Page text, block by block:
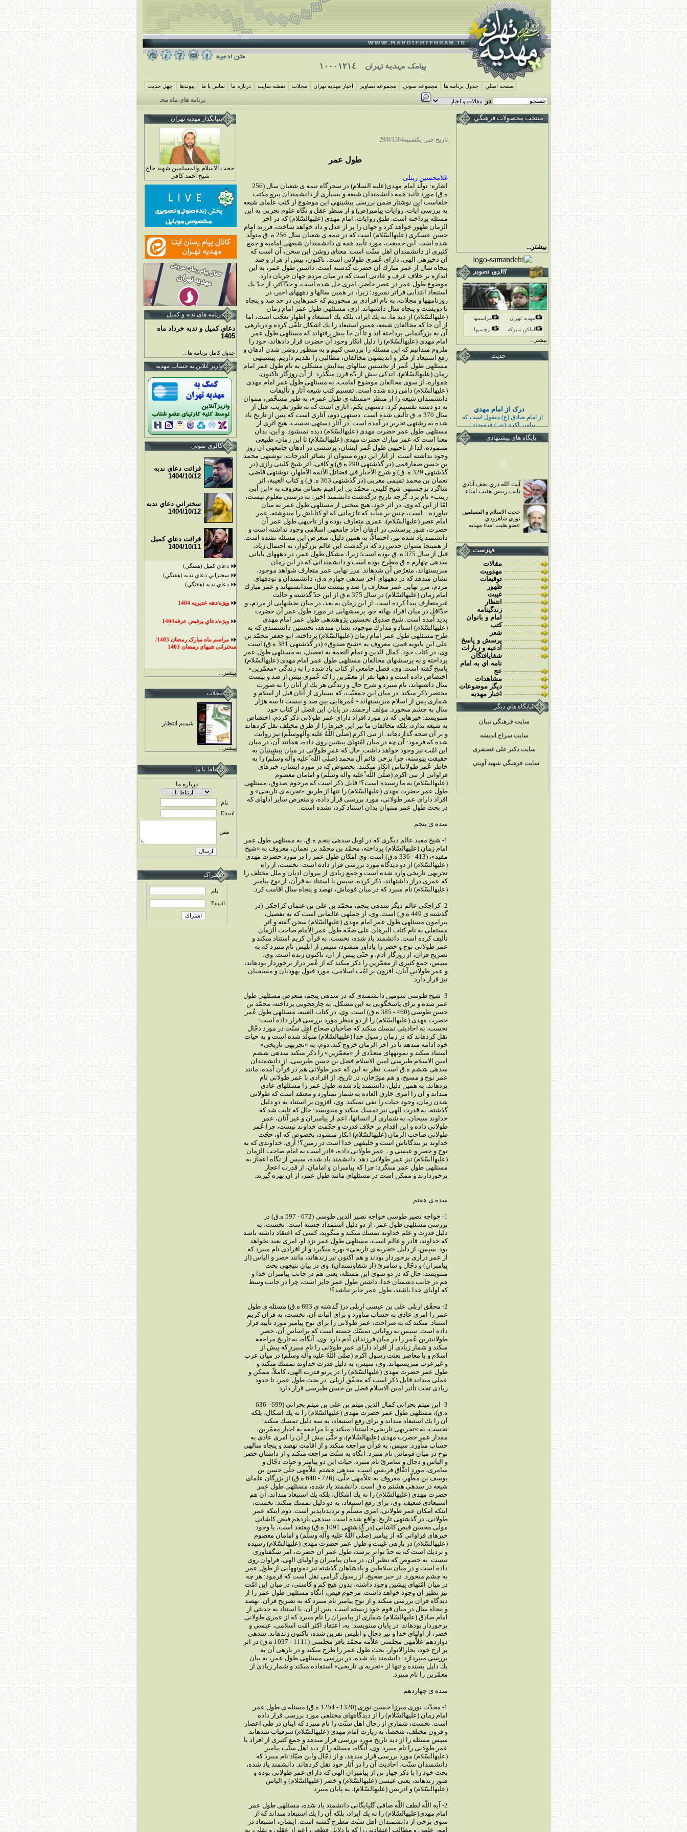
چهل حديث پيوندها تماس با ما درباره ما نقشه سايت مجلات اخبار مهديه تهران مجموعه تصاوير مجموعه صوتي جدول برنامه ها صفحه اصلي
در برنامه هاي ماه محرم مهديه تهران 1405 همايش شيرخوارگان حسيني ( جمعه 29 خرداد ماه 4 محرم 1448)
منتخب محصولات فرهنگي
بیشتر...
مهدیه تهران
مراسمها
اماكن متبركه
برچسبها
بیشتر...
حدیث
از امام صادق (ع) منقول است كه
پيامبر اكرم (ص) فرمودند :
خوشا به حال كسى كه قائم اهل
بيت مرا درك كند و به او اقتدا كند
قبل از قيامش تابع ائمه هدايت
ص 287
أچأڈأ­أ‹ أ‡أ’123 : امام صادق
پايگاه هاي پيشنهادي
آيت الله دري نجف آبادي
نايب رييس هئيت امناء
حجت الاسلام و المسلمين
نوري شاهرودي
عضو هئيت امناء مهديه
مقالات
مهدويت
توقيعات
ظهور
غيبت
انتظار
زندگينامه
امام و بانوان
کتب
شعر
پرسش و پاسخ
ادعيه و زيارات
شفايافتگان
نامه اي به امام
عج
مشاهدات
ديگر موضوعات
اخبار مهديه
0پايگاه هاي ديگر
سایت مسجد مقدس جمکران
سايت فرهنگي تبيان
سايت سراج انديشه
سایت دکتر علی غضنفری
سايت فرهنگي شهيد آويني
تاريخ خبر: يکشنبه29/8/1384
طول عمر
غلامحسين زينلى
اشاره: تولّد امام مهدى(عليه السلام) در سحرگاه نيمه‏ ى شعبان سال (256
ه.ق) مورد تأئيد همه دانشمندان شيعه و بسيارى از دانشمندان پيرو مكتب
خلفاست اين نوشتار ضمن بررسى پيشينه‏ى اين موضوع از كتب علماى شيعه
به بررسى آيات، روايات پيامبر(ص) و از منظر عقل و نگاه علوم تجربى به اين
مسئله پرداخته است. طبق روايات، امام مهدى (عليه‏السّلام) كه در آخر
الزمان ظهور خواهد كرد و جهان را پر از عدل و داد خواهد ساخت، فرزند امام
حسن عسكرى (عليه‏السّلام) است كه در نيمه ‏ى شعبان سال 256 ه. ق متولّد
شده است. اين حقيقت، مورد تأييد همه ‏ى دانشمندان شيعه‏ى اماميه و جمع
كثيرى از دانشمندان اهل سنّت است. معناى روشن اين سخن، آن است كه
آن ذخيره‏ى الهى، داراى عُمرى طولانى است. تاكنون، بيش از هزار و صد
پنجاه سال از عمر مبارك آن حضرت گذشته است. داشتن طول عمر، به اين
اندازه بر خلاف عرف و عادتى است كه در ميان مردم جهان جريان دارد.
موضوع طول عمر در عصر حاضر، امرى حل شده است، و حدّاكثر، از حدّ يك
استبعاد ابتدايى فراتر نمى‏رود؛ زيرا، در همين سال‏ها و دهه‏هاى اخير، در
روزنامه‏ها و مجلات، به نام افرادى بر مى‏خوريم كه عمرهايى در حد صد و پنجاه
تا دويست و پنجاه سال داشته‏اند. آرى، مسئله‏ى طول عمر امام زمان
(عليه‏السّلام) از ديد ما، نه يك ايراد، بلكه يك استبعاد و اظهار تعجّب است، اما
از آن جا كه مخالفان شيعه، همين استبعاد را يك اشكال تلقّى كرده و درباره‏ى
آن به بزرگ‏نمايى پرداخته ‏اند و تا آن جا پيش رفته‏اند كه مسئله‏ى طول عمر
امام مهدى (عليه‏السّلام) را دليل انكار وجود آن حضرت قرار داده‏اند، خود را
ملزوم مى‏دانيم كه اين مسئله را بررسى كنيم و به منظور روشن شدن اذهان و
رفع استبعاد از فكر و انديشه‏ى مخالفان، مطالبى را تقديم داريم. پيشينه‏ى
مسئله‏ى طول عُمر از نخستين سال‏هاى پيدايش مشكلى به نام طول عمر امام
زمان (عليه‏السّلام)، اندكى بيش از دّه قرن مى‏گذرد. از آن روزگار تاكنون،
همواره، از سوى مخالفان موضوع امامت، به مسئله‏ى طول عمر امام مهدى
(عليه‏السّلام) دامن زده شده است. تقسيم كتب شيعه آثار و تأليفات
دانشمندان شيعه را از منظر «مسئله‏ ى طول عمر»، به طور مشخّص، مى‏توان
به دو دسته تقسيم كرد: دسته‏ى يكم، آثارى است كه به طور تقريب. قبل از
سال 370 ه. ق تأليف شده است. دسته‏ى دوم، آثارى است كه پس از تاريخ ياد
شده به رشته‏ى تحرير در آمده است. در آثار دسته‏ى نخست، هيچ اثرى از
مسئله‏ى طول عمر حضرت مهدى (عليه‏السّلام) ديده نمى‏شود. و اين، بدان
معنا است كه عمر مبارك حضرت مهدى (عليه‏السّلام) تا اين زمان، طبيعى
مى‏نموده، لذا از ناحيه‏ى طول عُمر ايشان، پرسشى در اذهان جامعه‏ى آن روز
وجود نداشته است. از آثار اين دوره مى‏توان از بصائر الدرجات، نوشته‏ى محمد
بن حسن صفارقمى (در گذشته‏ى 290 ه.ق) و كافى، اثر شيخ كلينى رازى (در
گذشته‏ى 329 ه. ق) و شرح الأخبار في فضائل الأئمة الأطهار، نوشته‏ى قاضى
نعمان بن محمد تميمى مغربى (در گذشته‏ى 363 ه. ق) و كتاب الغيبة، اثر
شاگرد برجسته‏ى شيخ كلينى، محمّد بن ابراهيم نعمانى معروف به »ابن أبى
زينب« نام برد. گرچه تاريخ درگذشت دانشمند اخير، به درستى معلوم نيست،
امّا از اين كه وى، در اثر خود، هيچ سخنى از مسئله‏ى طول عمر به ميان
نياورده... است، چنين بر مى‏آيد كه تا زمانى كه او كتاب‏اش را مى‏نوشته، عمر
امام عصر (عليه‏السّلام)، عمرى متعارف بوده و از ناحيه‏ى طول عمر آن
حضرت، هنوز پرسشى در اذهان آحاد جامعه‏ى اسلامى وجود نداشته است و
دانشمند ياد شده نيز، احتمالاً، به همين دليل، متعرض اين مسئله نشده است.
از همين‏جا مى‏توان حدس زد كه درگذشت اين عالم بزرگوار، به احتمال زياد،
قبل از سال 375 ه. ق بوده است؛ زيرا، مشكل طول عمر، در دهه‏هاى پايانى
سده‏ى چهارم ه ق مطرح بوده است و دانشمندانى كه در اين زمان
مى‏زيسته‏اند، متعرّض آن شده‏اند. مرز نهايى عمر متعارف شواهد موجود،
نشان مى‏دهد كه در دهه‏هاى آخر سده‏ى چهارم ه.ق، دانشمندان و توده‏هاى
مردم، مرز نهايى عمر متعارف را صد و بيست سال مى‏دانسته‏اند و عمر مبارك
امام زمان (عليه‏السّلام) در سال 375 ه.ق از اين حدّ گذشته و حالت
غيرمتعارف پيدا كرده است. از اين زمان به بعد، در ميان بخش‏هايى از مردم، و
حدّاقل در ميان افراد بهانه‏ جو، پرسش‏هايى در مورد طول عمر آن حضرت
پديد آمده است. شيخ صدوق نخستين پژوهنده‏ى طول عمر امام مهدى
(عليه‏السّلام) اسناد و مدارك موجود، نشان مى‏دهد، نخستين دانشمندى كه به
طرح مسئله‏ى طول عمر امام زمان (عليه‏السّلام) پرداخته، ابو جعفر محمّد بن
على ابن بابويه قمى، معروف به «شيخ صدوق» (در گذشته‏ى 381 ه.ق) است.
وى، در كتاب خود، كمال الدين و تمام النعمة به تفصيل، به مسئله‏ى طول عمر
پرداخته و به پرسش‏هاى مخالفان مسئله‏ى طول عمر امام مهدى (عليه‏السّلام)
پاسخ گفته است. وى، فصل جامعى از كتاب ياد شده را به زندگى «معمّرين»
اختصاص داده است و ده‏ها نفر از معمّرين را كه عُمرى بيش از صد و بيست
سال داشته‏اند، نام مى‏برد و شرح حال و زندگى هر يك از آنان را به صورت
مختصر ذكر مى‏كند. در ميان اين جمعيّت، كه بسيارى از آنان قبل از اسلام و
شمارى پس از اسلام مى‏زيسته‏اند - عُمرهايى بين صد و بيست تا سه هزار
سال به چشم مى‏خورد. مؤلف ارج‏مند، در پايان اين فصل از كتاب خود
مى‏نويسد: خيرهايى كه در مورد افراد داراى عمر طولانى ذكر كردم، اختصاص
به شيعه ندارد، بلكه مخالفان ما نيز اين خبرها را از طرق مختلف نقل كرده‏اند
و بر آن صحه گذارده‏اند. از نبى اكرم (صلّى‏ اللّهُ‏ عليه ‏وآله‏وسلّم) نيز روايت
شده كه فرمود: آن چه در ميان امّت‏هاى پيشين روى داده، همانند آن، در ميان
اين امّت نيز وجود خواهد داشت. حال كه عمر طولانى در ميان پيشينيان به
حقيقت پيوسته، چرا برخى قائم آل محمد (صلّى ‏اللّه ُ‏عليه ‏وآله ‏وسلّم) را به
خاطر عُمر طولانى‏اش انكار مى‏كنند، بخصوص كه در مورد ايشان، خبرهاى
فراوانى از نبى اكرم (صلّى ‏اللّه ُ‏عليه ‏وآله ‏وسلّم) و امامان معصوم
(عليه‏السّلام) به ما رسيده است؟! قابل ذكر است كه مرحوم صدوق، مسئله‏ى
طول عمر حضرت مهدى (عليه‏السّلام) را تنها از طريق «تجربه‏ ى تاريخى» و
افراد داراى عمر طولانى، مورد بررسى قرار داده، و متعرض ساير ادله‏اى كه
در بحث طول عمر مى‏توان بدان استناد كرد، نشده است.
سده‏ ى پنجم
1- شيخ مفيد عالم ديگرى كه در اويل سده‏ى پنجم ه.ق، به مسئله‏ى طول عمر
امام زمان (عليه‏السّلام) پرداخته، محمّد بن محمّد بن نعمان، معروف به «شيخ
مفيد»، (413 - 336 ه.ق) است. وى امكان طول عمر را در مورد حضرت مهدى
(عليه‏السّلام) از دو ديدگاه مورد بررسى قرار داده است: نخست، از راه
تجربه‏ى تاريخى وارد شده است و جمع زيادى از پيروان اديان و ملل مختلف را
كه عمرى دراز داشته‏اند، ذكر كرده، سپس با استناد به قرآن، از نوح پيامبر
(عليه‏السّلام) نام مى‏برد كه در ميان قوم‏اش، نهصد و پنجاه سال اقامت كرد.
2- كراجكى عالم ديگر سده‏ى پنجم، محمّد بن على بن عثمان كراجكى (در
گذشته‏ ى 449 ه.ق) است. وى، از جمله‏ى عالمانى است كه به تفصيل،
پيرامون مسئله‏ى طول عمر امام مهدى (عليه‏السّلام) سخن گفته و اثر
مستقلى به نام كتاب البرهان على صحّة طول عمر الأمام صاحب الزمان
تأليف كرده است. دانشمند ياد شده، نخست، به قرآن كريم استناد مى‏كند و
عمر طولانى نوح و خضر را يادآور مى‏شود، سپس از ابليس نام مى‏برد كه به
تصريح قرآن، از روزگار آدم، و حتّى پيش از آن، تاكنون زنده است. وى،
سپس، جمع كثيرى از معمّرين را ذكر مى‏كند كه از عُمر دراز برخوردار بوده‏اند،
و عمر طولانىِ آنان، افزون بر امّت اسلامى، مورد قبول يهوديان و مسيحيان
نيز قرار دارد.
3- شيخ طوسى سومين دانشمندى كه در سده‏ى پنجم، متعرض مسئله‏ى طول
عمر شده و براى پاسخگويى به اين مشكل، به چاره‏جويى پرداخته، محمّد بن
حسن طوسى (460 - 385 ه.ق) است. وى، در كتاب الغيبه، مسئله‏ى طول عُمر
حضرت مهدى (عليه‏السّلام) را از دو منظر مورد بررسى قرار داده است:
نخست، به احاديثى تمسك مى‏كند كه صاحبان صحاح اهل سنّت در مورد دجّال
نقل كرده‏اند كه در زمان رسول خدا (عليه‏السّلام) متولّد شده است و به حيات
خود ادامه مى‏دهد تا در آخر الزمان خروج كند. دوم، به »تجربه‏ى تاريخى«
استناد مى‏كند و نمونه‏هاى متعدّدى از «معمّرين» را ذكر مى‏كند سده‏ى ششم
امين الاسلام طبرسى امين الاسلام فضل بن حسن طبرسى، از دانشمندان
سده‏ى ششم ه.ق است. نظر به اين كه عمر طولانى هم در قرآن آمده، مانند
عمر نوح و مسيح، و هم مورّخان، در تاريخ، از افرادى با عمر طولانى نام
برده‏اند، به همين دليل، دانشمند ياد شده، طول عمر را مسئله‏اى عادى
مى‏داند و آن را امرى خارق العاده به شمار نمى‏آورد و معتقد است كه طولانى
شدن زمان، وجود حيات را نفى نمى‏كند. وى، افزون بر استناد به دو دليل
گذشته، به قدرت الهى نيز تمسك مى‏كند و مى‏نويسد: حال كه ثابت شد كه
خداوند سبحان، به شمارى از انسان‏ها، اعم از پيامبران و غير آنان، عمر
طولانى داده و اين اقدام بر خلاف قدرت و حكمت خداوند نيست، چرا عُمر
طولانى صاحب الزمان (عليه‏السّلام) انكار مى‏شود، بخصوص كه او، حجّت
خداوند بر بندگان‏اش است و خليفه‏ى خدا است در زمين؟! آرى، خداوندى كه به
نوح و خضر و عيسى و... عمر طولانى داده، قادر است به امام صاحب الزمان
(عليه‏السّلام) نيز عمر طولانى دهد. دانشمند ياد شده، سپس از نگاه اعجاز به
مسئله‏ى طول عمر مى‏نگرد؛ چرا كه پيامبران و امامان، از قدرت اعجاز
برخوردارند و ممكن است در مسئله‏اى مانند طول عمر، از آن بهره گيرند.
سده ‏ى هفتم
1- خواجه نصير طوسى خواجه نصير الدين طوسى (672 - 597 ه.ق) در
بررسى مسئله‏ى طول عمر، از دو دليل استمداد جسته است: نخست، به
دليل قدرت و علم خداوند تمسك مى‏كند و مى‏گويد، كسى كه اعتقاد داشته باشد
كه خداوند، قادر و عالم است، مسئله‏ى طول عمر نزد او، امرى بعيد نخواهد
بود. سپس، از دليل «تجربه‏ ى تاريخى» بهره مى‏گيرد و از افرادى نام مى‏برد كه
از عمر درازى برخوردار بودند و هم اكنون نيز زنده‏اند، مانند خضر و الياس (از
پيامبران) و دجّال و سامرىّ (از شقاوت‏مندان). وى در بيان نتيجه‏ى بحث
مى‏نويسد: حال كه در دو سوى اين مسئله، يعنى هم در جانب پيامبران خدا و
هم در جانب دشمنان خدا، داشتن طول عمر جايز است، چرا در جانب وسط
كه اولياى خدا باشند، طول عمر جايز نباشد؟!
2- محقّق اربلى على بن عيسى اربلى در( گذشته ‏ى 693 ه.ق) مسئله ‏ى طول
عمر را امرى عادى به حساب مى‏آورد و براى اثبات آن، نخست، به قرآن كريم
استناد. مى‏كند كه به صراحت، عمر طولانى را براى نوح پيامبر مورد تأييد قرار
داده است. سپس به رواياتى تمسّك جسته است كه براساس آن، خضر.
طولانى‏ترين عُمر را در ميان فرزندان آدم دارد. وى، آن‏گاه، به تاريخ مراجعه
مى‏كند و شمار زيادى از افراد داراى عمر طولانى را نام مى‏برد كه پيش از
اسلام و يا معاصر بعثت رسول اكرم (صلّى ‏اللّهُ‏ عليه ‏وآله‏ وسلّم) در ميان عرب
و غيرعرب مى‏زيسته‏اند. وى، سپس، به دليل قدرت خداوند تمسك مى‏كند و
طول عمر حضرت مهدى (عليه‏السّلام) را در پرتو قدرت الهى، كاملاً، ممكن و
عملى مى‏داند.قابل ذكر است كه محقّق اربلى. در بحث طول عمر، تا حدود
زيادى تحت تأثير امين الاسلام فضل بن حسن طبرسى قرار دارد.
3- ابن ميثم بحرانى كمال الدين ميثم بن على بن ميثم بحرانى (699 - 636
ه.ق)، مسئله‏ى طول عمر حضرت مهدى (عليه‏السّلام) را نه يك اشكال، بلكه
آن را يك استبعاد مى‏داند و براى رفع استبعاد، به سه دليل تمسك مى‏كند:
نخست، به »تجربه‏ى تاريخى« استناد مى‏كند و با مراجعه به اخبار معمّرين،
مقدار عمر حضرت مهدى (عليه‏السّلام)، و حتّى بيش از آن را امرى عادى به
حساب مى‏آورد. سپس، به قرآن مراجعه مى‏كند و از اقامت نهصد و پنجاه ساله‏ى
نوح در ميان قوم‏اش نام مى‏برد. آن‏گاه به سنّت مراجعه مى‏كند و از داستان خضر
و الياس و دجال و سامرىّ نام مى‏برد. حيات اين دو پيامبر و حيات دجّال و
سامرى، مورد اتفّاق فريقين است. سده‏ى هشتم علاّمه‏ى حلّى حسن بن
يوسف بن مطّهر، معروف به علاّمه‏ى حلّى، (726 - 648 ه.ق) از بزرگان علماى
شيعه در سده‏ى هشتم ه.ق است. دانشمند ياد شده، مسئله‏ى طول عمر
حضرت مهدى (عليه‏السّلام) را نه يك اشكال، بلكه يك استبعاد مى‏داند، آن هم
استبعادى ضعيف. وى، براى رفع استبعاد، به دو دليل تمسك مى‏كند: نخست،
اين‏كه امكان عمر طولانى، امرى مسلّم و ترديدناپذير است. دوم اين‏كه عمر
طولانى، در گذشته‏ى تاريخ، واقع شده است. سده‏ى يازدهم فيض كاشانى
مولى محسن فيض كاشانى (در گذشته‏ى 1091 ه.ق) معتقد است، با وجود
خبرهاى فراوانى كه از پيامبر (صلّى ‏اللّهُ‏ عليه‏ وآله‏ وسلّم) و امامان معصوم
(عليه‏السّلام) در باره‏ى غيبت و طول عمر حضرت مهدى (عليه‏السّلام) رسيده
و نزديك است كه به حدّ تواتر برسد، طول عمر آن حضرت، امر شگفت‏آورى
نيست. به خصوص كه نظير آن، در ميان پيامبران و اولياى الهى، فراوان روى
داده است و در ميان سلاطين و پادشاهان گذشته نيز نمونه‏هايى از طول عمر
به چشم مى‏خورد. در خبر صحيح، از رسول گرامى نقل است كه فرمود: هر چه
در ميان امّت‏هاى پيشين وجود داشته، بدون هيچ كم و كاستى، در ميان اين امّت
نيز نظير آن وجود خواهد داشت. مرحوم فيض، آن‏گاه مسئله‏ى طول عمر را از
ديدگاه قرآن بررسى مى‏كند و از نوح پيامبر نام مى‏برد كه به تصريح قرآن، نهصد
و پنجاه سال در ميان قوم خود زيسته است. پس از آن، با استناد به حديثى از
امام صادق (عليه‏السّلام) شمارى از پيامبران را نام مى‏برد كه از عمرى طولانى
برخوردار بوده‏اند. در پايان مى‏نويسد: به، اعتقاد اكثر امّت اسلامى، عيسى و
خضر، از اولياى خدا و نيز دجال و ابليس نفرين شده، تاكنون زنده‏اند. سده‏ى
دوازدهم علاّمه‏ى مجلسى علاّمه محمّد باقر مجلسى (1111 - 1037 ه.ق) در اثر
پر ارج خود، بحارالانوار، بحث طول عمر را طرح مى‏كند و در باره‏ى آن به
بررسى مى‏پردازد. دانشمند ياد شده، در بررسى مسئله‏ى طول عمر، به بيان
يك دليل بسنده و تنها از «تجربه ‏ى تاريخى» استفاده مى‏كند و شمار زيادى از
معمّرين را نام مى‏برد.
سده‏ ى چهاردهم
1- محدّث نورى ميرزا حسين نورى (1320 - 1254 ه.ق) مسئله‏ ى طول عمر
امام زمان (عليه‏السّلام) را از ديدگاه‏هاى مختلفى مورد بررسى قرار داده
است. نخست، شمارى از رجال اهل سنّت را نام مى‏برد كه اينان در طى اعصار
و قرون مختلف، شخصاً، به زيارت امام مهدى (عليه‏السّلام) شرف‏ياب شده‏اند.
سپس مسئله را از ديد تاريخ مورد بررسى قرار مى‏دهد و جمع كثيرى از افراد با
عمر طولانى را نام مى‏برد. وى، آن‏گاه، مسئله را از ديد اهل سنّت پيامبر
(عليه‏السّلام) مورد بررسى قرار مى‏دهد، و از دجّال وابن صيّاد نام مى‏برد كه
دانشمندان سنّت، احاديث آن را در آثار خود نقل كرده‏اند. دانشمند ياد شده،
بحث خود را با ذكر چهار تن از پيامبران الهى كه داراى عمر طولانى بوده و
هنوز زنده‏اند، يعنى عيسى (عليه‏السّلام) و خضر (عليه‏السّلام) و الياس
(عليه‏السّلام) و ادريس (عليه‏السّلام)، به پايان مى‏برد.
2- آية اللّه لطف اللّه صافى گلپايگانى دانشمند ياد شده، مسئله‏ى طول عمر
امام مهدى(عليه‏السّلام) را نه يك ايراد، بلكه آن را يك استبعاد مى‏داند كه از
سوى برخى از دانشمندان اهل سنّت مطرح گشته است. ايشان، استبعاد در
امور علمى و مطالب اعتقاديى را كه با دلايل قطعى، اعم از عقلى و نقلى، به
بنيانگذار مهديه تهران
حجت الاسلام والمسلمين شهيد حاج
شيخ احمد کافي
برنامه های ندبه و کمیل
دعاي کميل و ندبه خرداد ماه
1405
جدول کامل برنامه ها...
واريز آنلاين به حساب مهديه
گالري صوتي
قرائت دعاي ندبه
1404/10/12
سخنراني دعاي ندبه
1404/10/12
قرائت دعاي کميل
1404/10/11
دعاي کميل (هفتگي)
سخنراني دعاي ندبه (هفتگي)
دعاي ندبه (هفتگي)
ويژه/دهه غديريه 1404
ويژه/دعاي پرفيض عرفه1404
مراسم ماه مبارک رمضان 1403/
سخنراني شبهاي رمضان 1403
بيشتر...
مجلات
شميم انتظار
بيشتر...
ارتباط با ما
درباره ما
نام
Email
متن
اشتراک
نام
Email